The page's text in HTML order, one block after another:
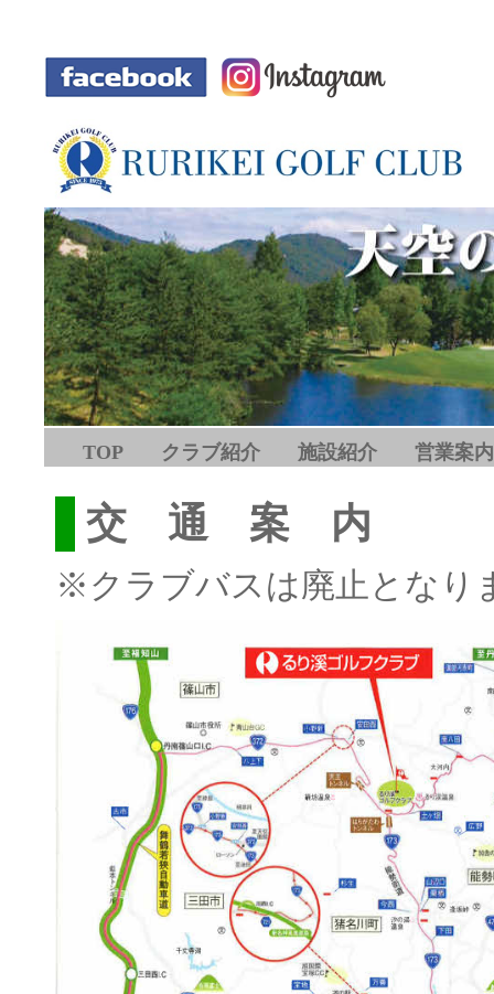
-
TOP クラブ紹介 施設紹介 営業案内
交 通 案 内
※クラブバスは廃止となり